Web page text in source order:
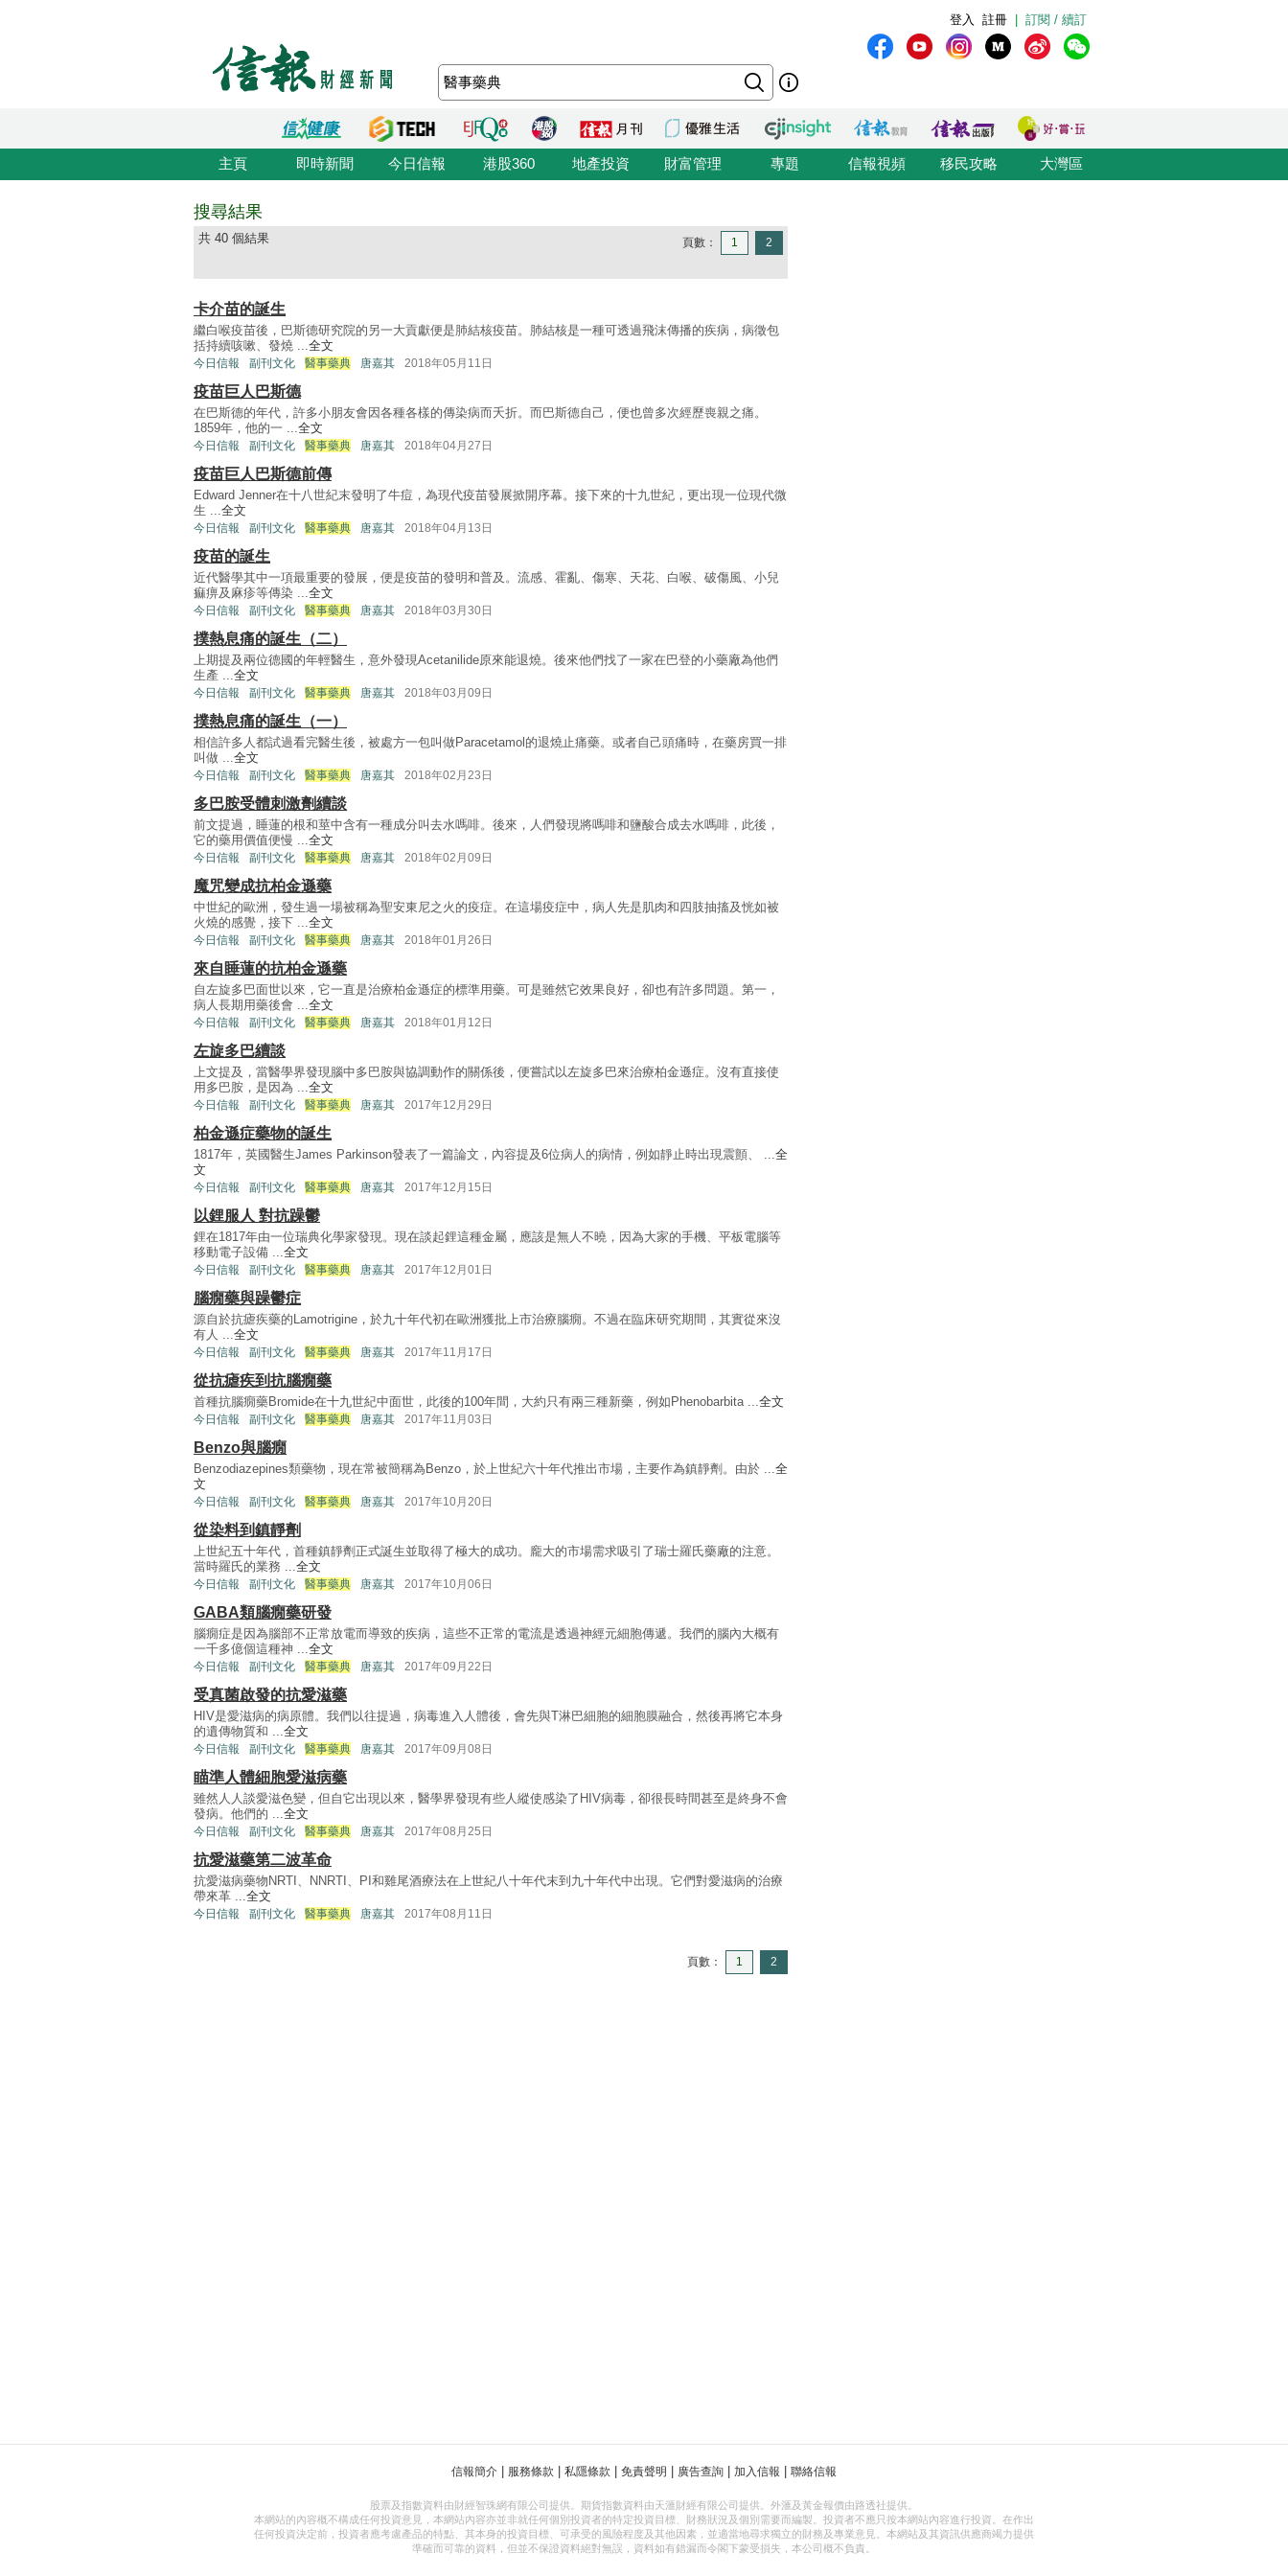
訂閱 / 續訂
註冊
登入
主頁 即時新聞 今日信報 港股360 地產投資 財富管理 專題 信報視頻 移民攻略 大灣區
搜尋結果
共 40 個結果 頁數： 1 2
卡介苗的誕生
繼白喉疫苗後，巴斯德研究院的另一大貢獻便是肺結核疫苗。肺結核是一種可透過飛沫傳播的疾病，病徵包
括持續咳嗽、發燒 ...全文
今日信報 副刊文化 醫事藥典 唐嘉其 2018年05月11日
疫苗巨人巴斯德
在巴斯德的年代，許多小朋友會因各種各樣的傳染病而夭折。而巴斯德自己，便也曾多次經歷喪親之痛。
1859年，他的一 ...全文
今日信報 副刊文化 醫事藥典 唐嘉其 2018年04月27日
疫苗巨人巴斯德前傳
Edward Jenner在十八世紀末發明了牛痘，為現代疫苗發展掀開序幕。接下來的十九世紀，更出現一位現代微
生 ...全文
今日信報 副刊文化 醫事藥典 唐嘉其 2018年04月13日
疫苗的誕生
近代醫學其中一項最重要的發展，便是疫苗的發明和普及。流感、霍亂、傷寒、天花、白喉、破傷風、小兒
痲痹及麻疹等傳染 ...全文
今日信報 副刊文化 醫事藥典 唐嘉其 2018年03月30日
撲熱息痛的誕生（二）
上期提及兩位德國的年輕醫生，意外發現Acetanilide原來能退燒。後來他們找了一家在巴登的小藥廠為他們
生產 ...全文
今日信報 副刊文化 醫事藥典 唐嘉其 2018年03月09日
撲熱息痛的誕生（一）
相信許多人都試過看完醫生後，被處方一包叫做Paracetamol的退燒止痛藥。或者自己頭痛時，在藥房買一排
叫做 ...全文
今日信報 副刊文化 醫事藥典 唐嘉其 2018年02月23日
多巴胺受體刺激劑續談
前文提過，睡蓮的根和莖中含有一種成分叫去水嗎啡。後來，人們發現將嗎啡和鹽酸合成去水嗎啡，此後，
它的藥用價值便慢 ...全文
今日信報 副刊文化 醫事藥典 唐嘉其 2018年02月09日
魔咒變成抗柏金遜藥
中世紀的歐洲，發生過一場被稱為聖安東尼之火的疫症。在這場疫症中，病人先是肌肉和四肢抽搐及恍如被
火燒的感覺，接下 ...全文
今日信報 副刊文化 醫事藥典 唐嘉其 2018年01月26日
來自睡蓮的抗柏金遜藥
自左旋多巴面世以來，它一直是治療柏金遜症的標準用藥。可是雖然它效果良好，卻也有許多問題。第一，
病人長期用藥後會 ...全文
今日信報 副刊文化 醫事藥典 唐嘉其 2018年01月12日
左旋多巴續談
上文提及，當醫學界發現腦中多巴胺與協調動作的關係後，便嘗試以左旋多巴來治療柏金遜症。沒有直接使
用多巴胺，是因為 ...全文
今日信報 副刊文化 醫事藥典 唐嘉其 2017年12月29日
柏金遜症藥物的誕生
1817年，英國醫生James Parkinson發表了一篇論文，內容提及6位病人的病情，例如靜止時出現震顫、 ...全
文
今日信報 副刊文化 醫事藥典 唐嘉其 2017年12月15日
以鋰服人 對抗躁鬱
鋰在1817年由一位瑞典化學家發現。現在談起鋰這種金屬，應該是無人不曉，因為大家的手機、平板電腦等
移動電子設備 ...全文
今日信報 副刊文化 醫事藥典 唐嘉其 2017年12月01日
腦癇藥與躁鬱症
源自於抗瘧疾藥的Lamotrigine，於九十年代初在歐洲獲批上市治療腦癇。不過在臨床研究期間，其實從來沒
有人 ...全文
今日信報 副刊文化 醫事藥典 唐嘉其 2017年11月17日
從抗瘧疾到抗腦癇藥
首種抗腦癇藥Bromide在十九世紀中面世，此後的100年間，大約只有兩三種新藥，例如Phenobarbita ...全文
今日信報 副刊文化 醫事藥典 唐嘉其 2017年11月03日
Benzo與腦癇
Benzodiazepines類藥物，現在常被簡稱為Benzo，於上世紀六十年代推出市場，主要作為鎮靜劑。由於 ...全
文
今日信報 副刊文化 醫事藥典 唐嘉其 2017年10月20日
從染料到鎮靜劑
上世紀五十年代，首種鎮靜劑正式誕生並取得了極大的成功。龐大的市場需求吸引了瑞士羅氏藥廠的注意。
當時羅氏的業務 ...全文
今日信報 副刊文化 醫事藥典 唐嘉其 2017年10月06日
GABA類腦癇藥研發
腦癇症是因為腦部不正常放電而導致的疾病，這些不正常的電流是透過神經元細胞傳遞。我們的腦內大概有
一千多億個這種神 ...全文
今日信報 副刊文化 醫事藥典 唐嘉其 2017年09月22日
受真菌啟發的抗愛滋藥
HIV是愛滋病的病原體。我們以往提過，病毒進入人體後，會先與T淋巴細胞的細胞膜融合，然後再將它本身
的遺傳物質和 ...全文
今日信報 副刊文化 醫事藥典 唐嘉其 2017年09月08日
瞄準人體細胞愛滋病藥
雖然人人談愛滋色變，但自它出現以來，醫學界發現有些人縱使感染了HIV病毒，卻很長時間甚至是終身不會
發病。他們的 ...全文
今日信報 副刊文化 醫事藥典 唐嘉其 2017年08月25日
抗愛滋藥第二波革命
抗愛滋病藥物NRTI、NNRTI、PI和雞尾酒療法在上世紀八十年代末到九十年代中出現。它們對愛滋病的治療
帶來革 ...全文
今日信報 副刊文化 醫事藥典 唐嘉其 2017年08月11日
頁數： 1 2
信報簡介 服務條款 私隱條款 免責聲明 廣告查詢 加入信報 聯絡信報
股票及指數資料由財經智珠網有限公司提供。期貨指數資料由天滙財經有限公司提供。外滙及黃金報價由路透社提供。
本網站的內容概不構成任何投資意見，本網站內容亦並非就任何個別投資者的特定投資目標、財務狀況及個別需要而編製。投資者不應只按本網站內容進行投資。在作出
任何投資決定前，投資者應考慮產品的特點、其本身的投資目標、可承受的風險程度及其他因素，並適當地尋求獨立的財務及專業意見。本網站及其資訊供應商竭力提供
準確而可靠的資料，但並不保證資料絕對無誤，資料如有錯漏而令閣下蒙受損失，本公司概不負責。